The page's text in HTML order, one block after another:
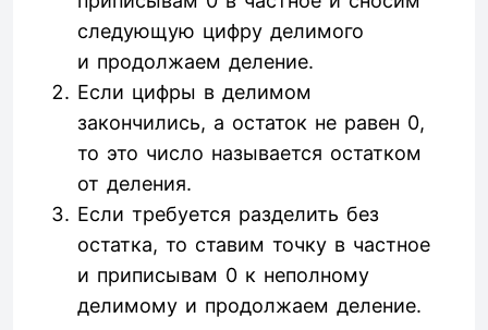
следующую цифру делимого
и продолжаем деление.
Если цифры в делимом
закончились, а остаток не равен 0,
то это число называется остатком
от деления.
Если требуется разделить без
остатка, то ставим точку в частное
и приписывам 0 к неполному
делимому и продолжаем деление.